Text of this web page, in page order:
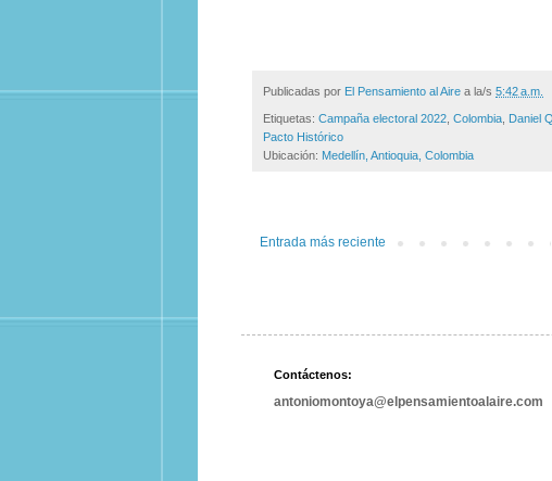
Publicadas por El Pensamiento al Aire a la/s 5:42 a.m.
Etiquetas: Campaña electoral 2022 Colombia Daniel
Pacto Histórico
Ubicación: Medellín, Antioquia, Colombia
Entrada más reciente
Contáctenos:
antoniomontoya@elpensamientoalaire.com